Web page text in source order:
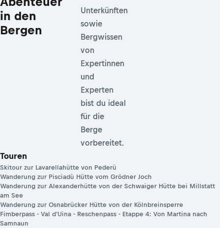
in den
Bergen
Unterkünften
sowie
Bergwissen
von
Expertinnen
und
Experten
bist du ideal
für die
Berge
vorbereitet.
Touren
Skitour zur Lavarellahütte von Pederü
Wanderung zur Pisciadù Hütte vom Grödner Joch
Wanderung zur Alexanderhütte von der Schwaiger Hütte bei Millstatt
am See
Wanderung zur Osnabrücker Hütte von der Kölnbreinsperre
Fimberpass - Val d'Uina - Reschenpass - Etappe 4: Von Martina nach
Samnaun